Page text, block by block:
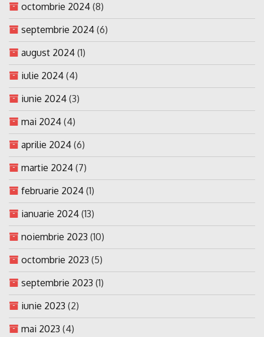
octombrie 2024 (8)
septembrie 2024 (6)
august 2024 (1)
iulie 2024 (4)
iunie 2024 (3)
mai 2024 (4)
aprilie 2024 (6)
martie 2024 (7)
februarie 2024 (1)
ianuarie 2024 (13)
noiembrie 2023 (10)
octombrie 2023 (5)
septembrie 2023 (1)
iunie 2023 (2)
mai 2023 (4)